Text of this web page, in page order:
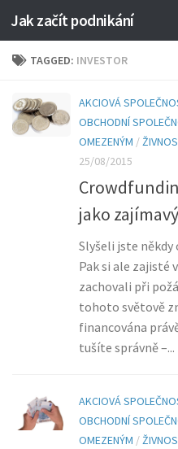
Jak začít podnikání
TAGGED: INVESTOR
AKCIOVÁ
OBCHODNÍ
OMEZENÝM /
25/08/2015
jako
Slyšeli jste někdy
Pak si ale zajisté
zachovali při
tohoto světově
financována
tušíte správně –...
AKCIOVÁ
OBCHODNÍ
OMEZENÝM /